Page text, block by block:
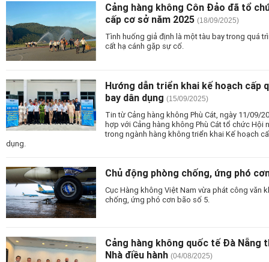
Cảng hàng không Côn Đảo đã tổ
cấp cơ sở năm 2025 (18/09/2025)
Tình huống giả định là một tàu bay trong quá
cất hạ cánh gặp sự cố.
Hướng dẫn triển khai kế hoạch cấp
bay dân dụng (15/09/2025)
Tin từ Cảng hàng không Phù Cát, ngày 11/09/
hợp với Cảng hàng không Phù Cát tổ chức
trong ngành hàng không triển khai Kế hoạch
dụng.
Chủ động phòng chống, ứng phó
Cục Hàng không Việt Nam vừa phát công văn
chống, ứng phó cơn bão số 5.
Cảng hàng không quốc tế Đà Nẵng
Nhà điều hành (04/08/2025)